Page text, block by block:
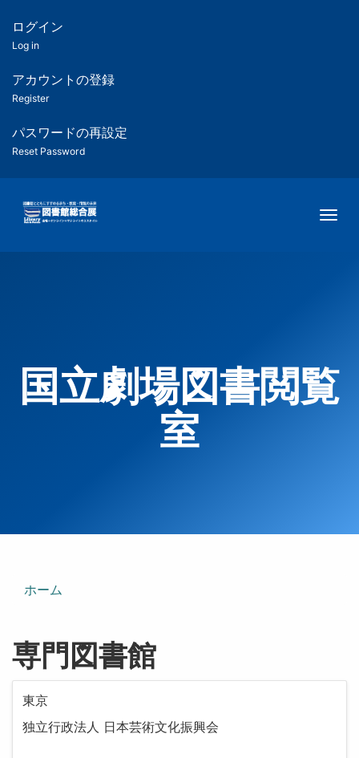
ツ
匿
名
ユ
ー
ー
用
メ
ログイン
Log in
アカウントの登録
Register
パスワードの再設定
Reset Password
国立劇場図書閲覧
室
ホーム
専門図書館
東京
独立行政法人 日本芸術文化振興会